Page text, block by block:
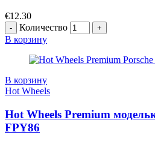
€12.30
Количество
В корзину
В корзину
Hot Wheels
Hot Wheels Premium
FPY86